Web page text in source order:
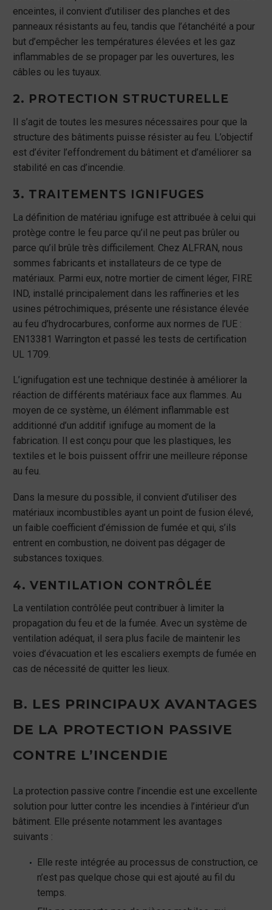
enceintes, il convient d’utiliser des planches et des
panneaux résistants au feu, tandis que l’étanchéité a pour
but d’empêcher les températures élevées et les gaz
inflammables de se propager par les ouvertures, les
câbles ou les tuyaux.
2. PROTECTION STRUCTURELLE
Il s’agit de toutes les mesures nécessaires pour que la
structure des bâtiments puisse résister au feu. L’objectif
est d’éviter l’effondrement du bâtiment et d’améliorer sa
stabilité en cas d’incendie.
3. TRAITEMENTS IGNIFUGES
La définition de matériau ignifuge est attribuée à celui qui
protège contre le feu parce qu’il ne peut pas brûler ou
parce qu’il brûle très difficilement. Chez ALFRAN, nous
sommes fabricants et installateurs de ce type de
matériaux. Parmi eux, notre mortier de ciment léger, FIRE
IND, installé principalement dans les raffineries et les
usines pétrochimiques, présente une résistance élevée
au feu d’hydrocarbures, conforme aux normes de l’UE :
EN13381 Warrington et passé les tests de certification
UL 1709.
L’ignifugation est une technique destinée à améliorer la
réaction de différents matériaux face aux flammes. Au
moyen de ce système, un élément inflammable est
additionné d’un additif ignifuge au moment de la
fabrication. Il est conçu pour que les plastiques, les
textiles et le bois puissent offrir une meilleure réponse
au feu.
Dans la mesure du possible, il convient d’utiliser des
matériaux incombustibles ayant un point de fusion élevé,
un faible coefficient d’émission de fumée et qui, s’ils
entrent en combustion, ne doivent pas dégager de
substances toxiques.
4. VENTILATION CONTRÔLÉE
La ventilation contrôlée peut contribuer à limiter la
propagation du feu et de la fumée. Avec un système de
ventilation adéquat, il sera plus facile de maintenir les
voies d’évacuation et les escaliers exempts de fumée en
cas de nécessité de quitter les lieux.
B. LES PRINCIPAUX AVANTAGES
DE LA PROTECTION PASSIVE
CONTRE L’INCENDIE
La protection passive contre l’incendie est une excellente
solution pour lutter contre les incendies à l’intérieur d’un
bâtiment. Elle présente notamment les avantages
suivants :
Elle reste intégrée au processus de construction, ce
n’est pas quelque chose qui est ajouté au fil du
temps.